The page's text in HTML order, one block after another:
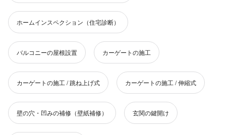
ホームインスペクション（住宅診断）
バルコニーの屋根設置 カーゲートの施工
カーゲートの施工 / 跳ね上げ式 カーゲートの施工 / 伸縮式
壁の穴・凹みの補修（壁紙補修） 玄関の鍵開け